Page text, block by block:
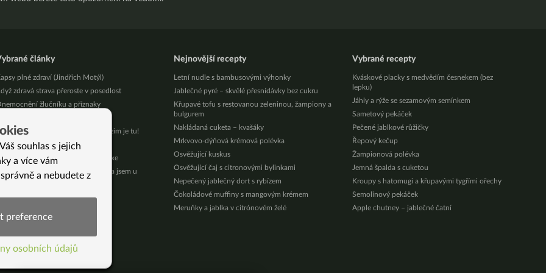
články
plné zdraví (Jindřich Motýl)
zdravá strava přeroste v posedlost
žlučníku a příznaky
unavená, hladová a lenivá? Podzim je tu!
už roky nepočítám
přežít týden v hotelu – tipy z praxe
jsem se žít naplno. A začala jsem u
(Katka, 32 let)
Nejnovější recepty
Letní nudle s bambusovými výhonky
Jablečné pyré – skvělé přesnídávky bez cukru
Křupavé tofu s restovanou zeleninou, žampiony a
bulgurem
Nakládaná cuketa – kvašáky
Mrkvovo-dýňová krémová polévka
Osvěžující kuskus
Osvěžující čaj s citronovými bylinkami
Nepečený jablečný dort s rybízem
Čokoládové muffiny s mangovým krémem
Meruňky a jablka v citrónovém želé
Vybrané recepty
Kváskové placky s medvědím česnekem (bez
lepku)
Jáhly a rýže se sezamovým semínkem
Sametový pekáček
Pečené jablkové růžičky
Řepový kečup
Žampionová polévka
Jemná špalda s cuketou
Kroupy s hatomugi a křupavými tygřími ořechy
Semolinový pekáček
Apple chutney – jablečné čatní
souhlas s jejich
a více vám
a nebudete z
preference
osobních údajů